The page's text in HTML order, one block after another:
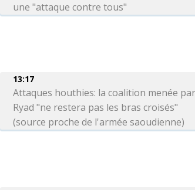
une "attaque contre tous"
13:17
Attaques houthies: la coalition menée
Ryad "ne restera pas les bras croisés"
(source proche de l'armée saoudienne)